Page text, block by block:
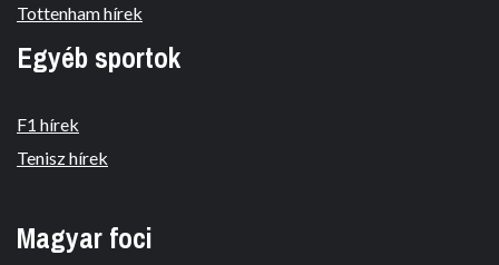
Tottenham hírek
Egyéb sportok
F1 hírek
Tenisz hírek
Magyar foci